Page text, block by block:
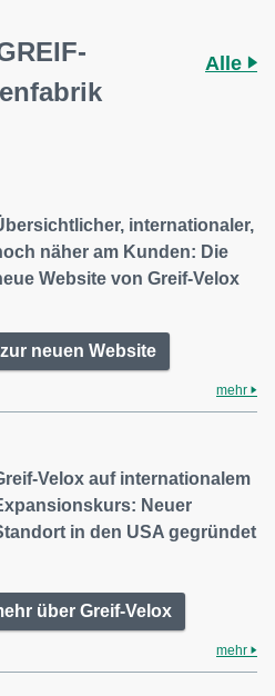
Alle
internationaler,
näher am Kunden: Die
Website von Greif-Velox
neuen Website
mehr
Velox auf internationalem
Neuer
in den USA gegründet
über Greif-Velox
mehr